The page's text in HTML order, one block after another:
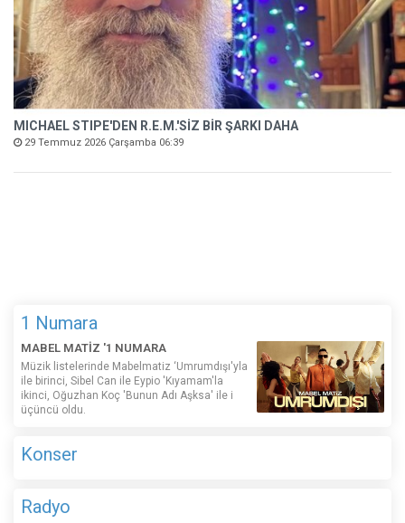
MICHAEL STIPE'DEN R.E.M.'SİZ BİR ŞARKI DAHA
29 Temmuz 2026 Çarşamba 06:39
1 Numara
MABEL MATİZ '1 NUMARA
Müzik listelerinde Mabelmatiz ‘Umrumdışı'yla
ile birinci, Sibel Can ile Eypio 'Kıyamam'la
ikinci, Oğuzhan Koç 'Bunun Adı Aşksa' ile i
üçüncü oldu.
Konser
Radyo